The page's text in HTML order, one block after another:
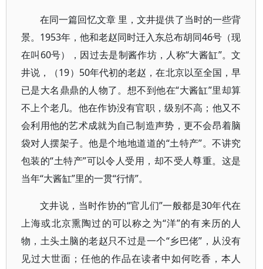
在同一篇回忆文章 里，文井提供了当时的一些背
景。1953年，他和老赵同时迁入东总布胡同46号（现
在叫60号），因过去是制酱作坊，人称“大酱缸”。文
井说，（19）50年代初的老赵，在北京以至全国，早
已是大名鼎鼎的人物了。想不到他在“大酱缸”里却算
不上个老几。他在作协没有官职，级别不高；他又不
会利用他的艺术成就为自己制造声势，更不会昂着脑
袋对人摆架子。他是个地地道道的“土特产”。不讲究
包装的“土特产”可以令人受用，却不受人尊重。这是
当年“大酱缸”里的一贯“行情”。
文井说，当时作协的“官儿们”一般都是30年代在
上海或北京熏陶过的可以称之为“洋”的有来历的人
物，土头土脑的老赵只不过是一个“乡巴佬”，从没有
见过大世面；任他的作品在读者中如何吃香，本人